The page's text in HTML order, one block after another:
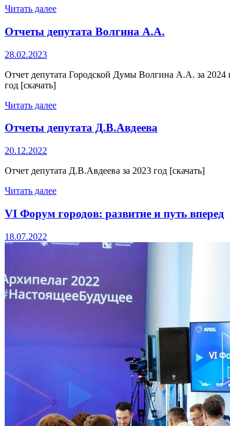
Читать далее
Отчеты депутата Волгина А.А.
28.02.2023
Отчет депутата Городской Думы Волгина А.А. за 2024
год [скачать]
Читать далее
Отчеты депутата Д.В.Авдеева
20.12.2022
Отчет депутата Д.В.Авдеева за 2023 год [скачать]
Читать далее
VI Форум городов: развитие и путь вперед
18.07.2022